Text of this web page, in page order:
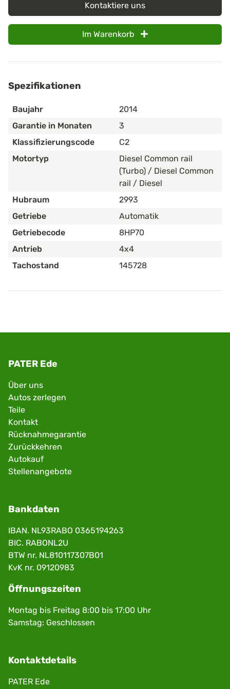
Kontaktiere uns
Im Warenkorb
Spezifikationen
Baujahr
2014
Garantie in Monaten
3
Klassifizierungscode
C2
Motortyp
Diesel Common rail
(Turbo) / Diesel Common
rail / Diesel
Hubraum
2993
Getriebe
Automatik
Getriebecode
8HP70
Antrieb
4x4
Tachostand
145728
PATER Ede
Über uns
Autos zerlegen
Teile
Kontakt
Rücknahmegarantie
Zurückkehren
Autokauf
Stellenangebote
Bankdaten
IBAN. NL93RABO 0365194263
BIC. RABONL2U
BTW nr. NL810117307B01
KvK nr. 09120983
Öffnungszeiten
Montag bis Freitag 8:00 bis 17:00 Uhr
Samstag: Geschlossen
Kontaktdetails
PATER Ede